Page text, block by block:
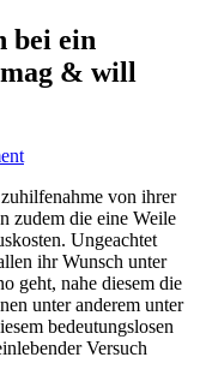
bei ein
& will
von ihrer
zudem die eine Weile
Ungeachtet
ihr Wunsch unter
geht, nahe diesem die
unter anderem unter
bedeutungslosen
Versuch